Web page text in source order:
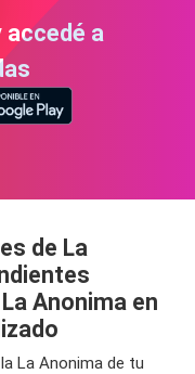
accedé a
de La
Anonima en
La Anonima de tu